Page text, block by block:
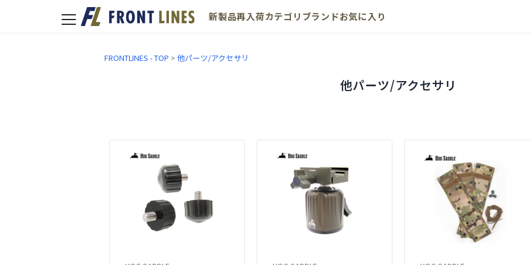
toggle
新製品再入荷カテゴリ ブランドお気に入り
FRONTLINES - TOP > 他パーツ/アクセサリ
他パーツ/アクセサリ